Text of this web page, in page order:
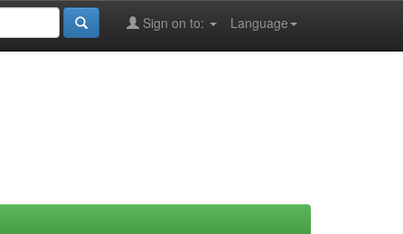
Language
Sign on to: